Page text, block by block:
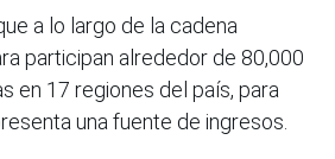
a lo largo de la cadena
participan alrededor de 80,000
en 17 regiones del país, para
una fuente de ingresos.